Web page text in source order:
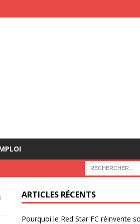
ARTICLES RÉCENTS
Pourquoi le Red Star FC réinvente